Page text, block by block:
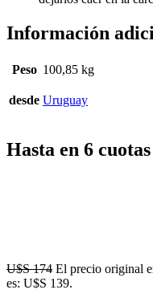
Información
Peso 100,85 kg
desde Uruguay
Hasta en 6
U$S174 El precio original
es: U$S 139.